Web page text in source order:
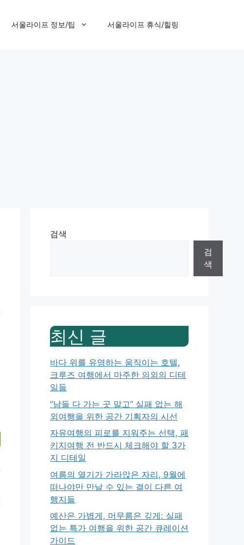
서울라이프 정보/팁 서울라이프 휴식/힐링
검색
검
색
최신 글
바다 위를 유영하는 움직이는 호텔,
크루즈 여행에서 마주한 의외의 디테
일들
“남들 다 가는 곳 말고” 실패 없는 해
외여행을 위한 공간 기획자의 시선
자유여행의 피로를 지워주는 선택, 패
키지여행 전 반드시 체크해야 할 3가
지 디테일
여름의 열기가 가라앉은 자리, 9월에
떠나야만 만날 수 있는 결이 다른 여
행지들
예산은 가볍게, 머무름은 깊게: 실패
없는 특가 여행을 위한 공간 큐레이션
가이드